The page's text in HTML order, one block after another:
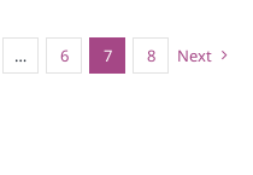
… 6 7 8 Next